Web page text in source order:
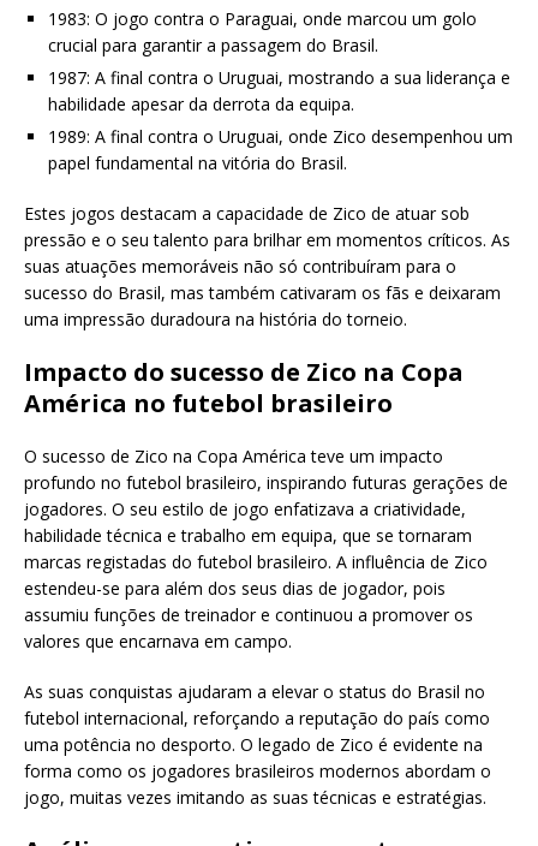
1983: O jogo contra o Paraguai, onde marcou um golo
crucial para garantir a passagem do Brasil.
1987: A final contra o Uruguai, mostrando a sua liderança e
habilidade apesar da derrota da equipa.
1989: A final contra o Uruguai, onde Zico desempenhou um
papel fundamental na vitória do Brasil.
Estes jogos destacam a capacidade de Zico de atuar sob
pressão e o seu talento para brilhar em momentos críticos. As
suas atuações memoráveis não só contribuíram para o
sucesso do Brasil, mas também cativaram os fãs e deixaram
uma impressão duradoura na história do torneio.
Impacto do sucesso de Zico na Copa
América no futebol brasileiro
O sucesso de Zico na Copa América teve um impacto
profundo no futebol brasileiro, inspirando futuras gerações de
jogadores. O seu estilo de jogo enfatizava a criatividade,
habilidade técnica e trabalho em equipa, que se tornaram
marcas registadas do futebol brasileiro. A influência de Zico
estendeu-se para além dos seus dias de jogador, pois
assumiu funções de treinador e continuou a promover os
valores que encarnava em campo.
As suas conquistas ajudaram a elevar o status do Brasil no
futebol internacional, reforçando a reputação do país como
uma potência no desporto. O legado de Zico é evidente na
forma como os jogadores brasileiros modernos abordam o
jogo, muitas vezes imitando as suas técnicas e estratégias.